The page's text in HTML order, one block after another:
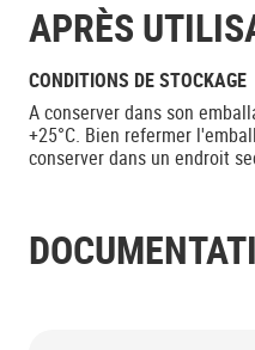
APRÈS
CONDITIONS DE STOCKAGE
A conserver dans son
+25°C. Bien refermer
conserver dans un endroit